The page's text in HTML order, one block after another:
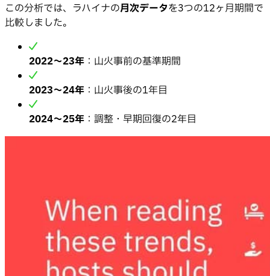
この分析では、ラハイナの月次データを3つの12ヶ月期間で
比較しました。
2022〜23年 ：山火事前の基準期間
2023〜24年 ：山火事後の1年目
2024〜25年 ：調整・早期回復の2年目